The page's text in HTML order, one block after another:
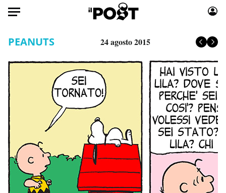
HOME
Mondo
Tecnologia
Internet
Scienza
Cultura
Economia
Moda
Libri
Consumismi
Storie/Idee
Ok Boomer!
Media
Europa
Altrecose
PEANUTS 24 agosto 2015